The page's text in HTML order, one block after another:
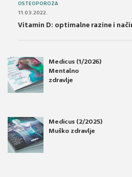
OSTEOPOROZA
11.03.2022.
Vitamin D: optimalne razine i
Medicus (1/2026)
Mentalno
zdravlje
Medicus (2/2025)
Muško zdravlje